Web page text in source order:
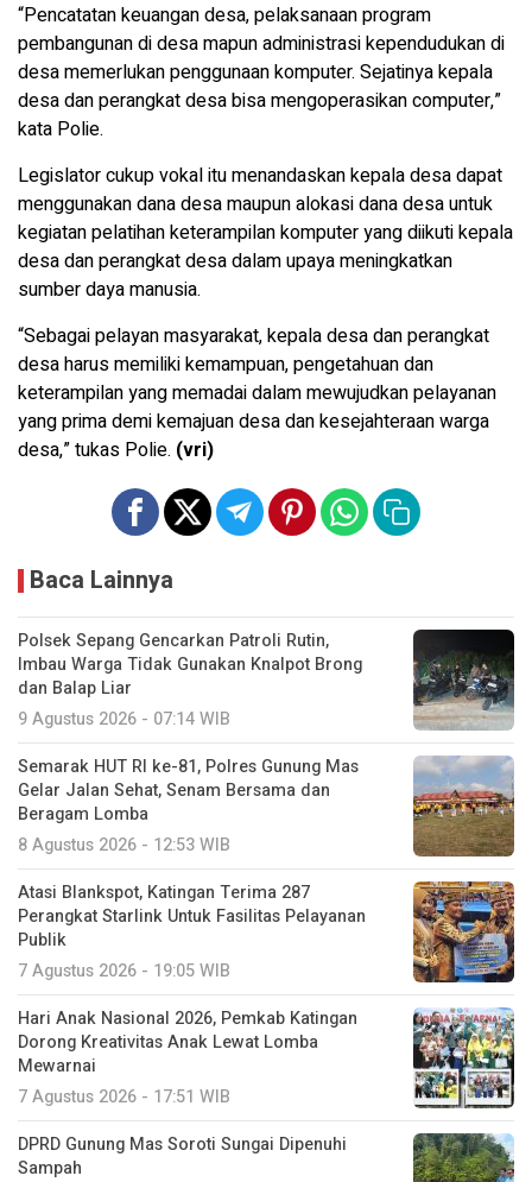
“Pencatatan keuangan desa, pelaksanaan program
pembangunan di desa mapun administrasi kependudukan di
desa memerlukan penggunaan komputer. Sejatinya kepala
desa dan perangkat desa bisa mengoperasikan computer,”
kata Polie.
Legislator cukup vokal itu menandaskan kepala desa dapat
menggunakan dana desa maupun alokasi dana desa untuk
kegiatan pelatihan keterampilan komputer yang diikuti kepala
desa dan perangkat desa dalam upaya meningkatkan
sumber daya manusia.
“Sebagai pelayan masyarakat, kepala desa dan perangkat
desa harus memiliki kemampuan, pengetahuan dan
keterampilan yang memadai dalam mewujudkan pelayanan
yang prima demi kemajuan desa dan kesejahteraan warga
desa,” tukas Polie. (vri)
Baca Lainnya
Polsek Sepang Gencarkan Patroli Rutin,
Imbau Warga Tidak Gunakan Knalpot Brong
dan Balap Liar
9 Agustus 2026 - 07:14 WIB
Semarak HUT RI ke-81, Polres Gunung Mas
Gelar Jalan Sehat, Senam Bersama dan
Beragam Lomba
8 Agustus 2026 - 12:53 WIB
Atasi Blankspot, Katingan Terima 287
Perangkat Starlink Untuk Fasilitas Pelayanan
Publik
7 Agustus 2026 - 19:05 WIB
Hari Anak Nasional 2026, Pemkab Katingan
Dorong Kreativitas Anak Lewat Lomba
Mewarnai
7 Agustus 2026 - 17:51 WIB
DPRD Gunung Mas Soroti Sungai Dipenuhi
Sampah